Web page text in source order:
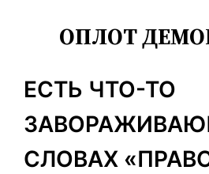
ОПЛОТ
ЕСТЬ ЧТО-ТО
СЛОВАХ